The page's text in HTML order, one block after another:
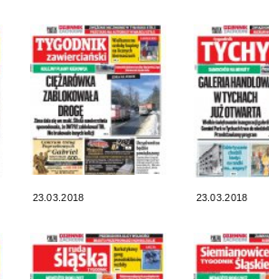
23.03.2018 23.03.2018